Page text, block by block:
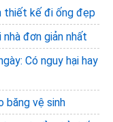
thiết kế đi ống đẹp
đơn giản nhất
Có nguy hại hay
băng vệ sinh